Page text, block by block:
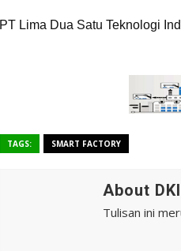
PT Lima Dua Satu Teknologi
TAGS: SMART FACTORY
About
Tulisan ini